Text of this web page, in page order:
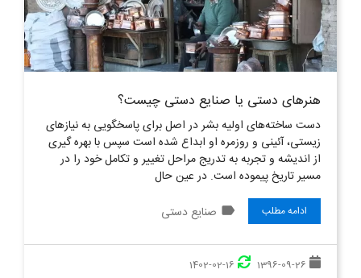
هنرهای دستی یا صنایع دستی چیست؟
دست ساخته‎‌های اولیه بشر در اصل برای پاسخگویی به نیازهای
زیستی، آئینی و روزمره او ابداع شده است سپس با بهره گیری
از اندیشه و تجربه به تدریج مراحل تغییر و تکامل خود را در
مسیر تاریخ پیموده است. در عین حال
ادامه مطلب label صنایع دستی
1396-09-26
1402-02-16